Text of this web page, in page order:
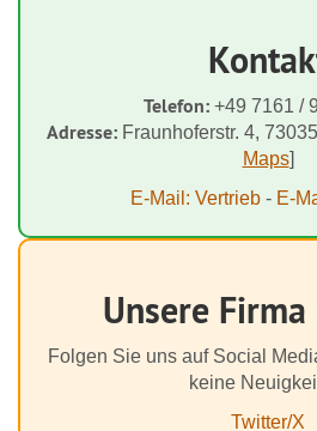
Telefon:+49 7161 /
Adresse: Fraunhoferstr. 4,
Maps]
E-Mail: Vertrieb- E-
Unsere
Folgen Sie uns auf Social
keine
Twitter/X